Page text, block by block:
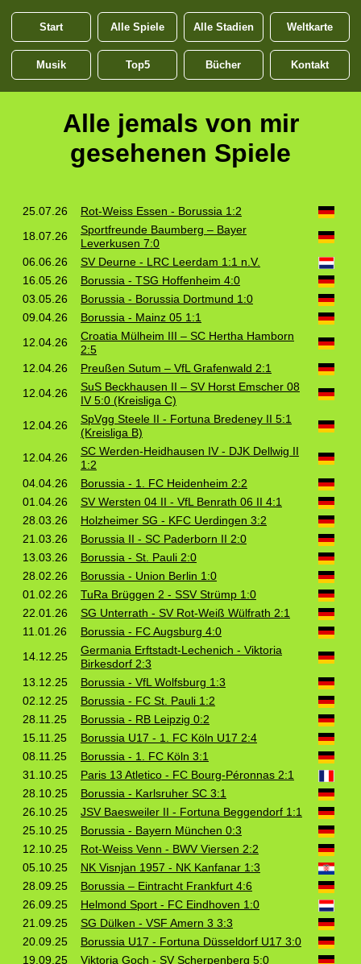
Start Alle Spiele Alle Stadien Weltkarte
Musik Top5 Bücher Kontakt
Alle jemals von mir
gesehenen Spiele
25.07.26
Rot-Weiss Essen - Borussia 1:2
18.07.26
Sportfreunde Baumberg – Bayer
Leverkusen 7:0
06.06.26
SV Deurne - LRC Leerdam 1:1 n.V.
16.05.26
Borussia - TSG Hoffenheim 4:0
03.05.26
Borussia - Borussia Dortmund 1:0
09.04.26
Borussia - Mainz 05 1:1
12.04.26
Croatia Mülheim III – SC Hertha Hamborn
2:5
12.04.26
Preußen Sutum – VfL Grafenwald 2:1
12.04.26
SuS Beckhausen II – SV Horst Emscher 08
IV 5:0 (Kreisliga C)
12.04.26
SpVgg Steele II - Fortuna Bredeney II 5:1
(Kreisliga B)
12.04.26
SC Werden-Heidhausen IV - DJK Dellwig II
1:2
04.04.26
Borussia - 1. FC Heidenheim 2:2
01.04.26
SV Wersten 04 II - VfL Benrath 06 II 4:1
28.03.26
Holzheimer SG - KFC Uerdingen 3:2
21.03.26
Borussia II - SC Paderborn II 2:0
13.03.26
Borussia - St. Pauli 2:0
28.02.26
Borussia - Union Berlin 1:0
01.02.26
TuRa Brüggen 2 - SSV Strümp 1:0
22.01.26
SG Unterrath - SV Rot-Weiß Wülfrath 2:1
11.01.26
Borussia - FC Augsburg 4:0
14.12.25
Germania Erftstadt-Lechenich - Viktoria
Birkesdorf 2:3
13.12.25
Borussia - VfL Wolfsburg 1:3
02.12.25
Borussia - FC St. Pauli 1:2
28.11.25
Borussia - RB Leipzig 0:2
15.11.25
Borussia U17 - 1. FC Köln U17 2:4
08.11.25
Borussia - 1. FC Köln 3:1
31.10.25
Paris 13 Atletico - FC Bourg-Péronnas 2:1
28.10.25
Borussia - Karlsruher SC 3:1
26.10.25
JSV Baesweiler II - Fortuna Beggendorf 1:1
25.10.25
Borussia - Bayern München 0:3
12.10.25
Rot‑Weiss Venn - BWV Viersen 2:2
05.10.25
NK Visnjan 1957 - NK Kanfanar 1:3
28.09.25
Borussia – Eintracht Frankfurt 4:6
26.09.25
Helmond Sport - FC Eindhoven 1:0
21.09.25
SG Dülken - VSF Amern 3 3:3
20.09.25
Borussia U17 - Fortuna Düsseldorf U17 3:0
19.09.25
Viktoria Goch - SV Scherpenberg 5:0